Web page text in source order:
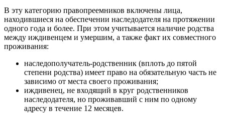
В эту категорию правопреемников включены лица,
находившиеся на обеспечении наследодателя на протяжении
одного года и более. При этом учитывается наличие родства
между иждивенцем и умершим, а также факт их совместного
проживания:
наследополучатель-родственник (вплоть до пятой
степени родства) имеет право на обязательную часть не
зависимо от места своего проживания;
иждивенец, не входящий в круг родственников
наследодателя, но проживавший с ним по одному
адресу в течение 12 месяцев.